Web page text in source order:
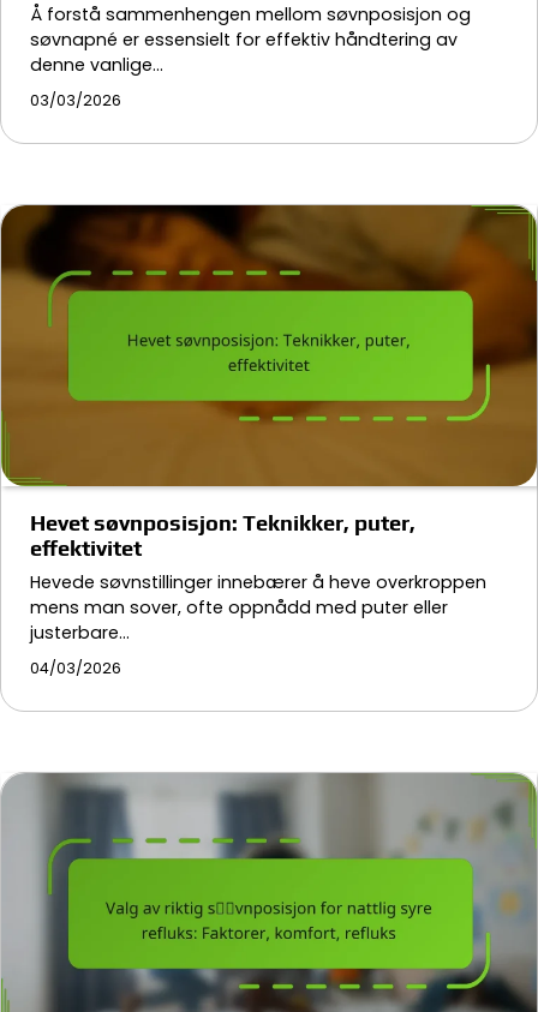
Å forstå sammenhengen mellom søvnposisjon og
søvnapné er essensielt for effektiv håndtering av
denne vanlige…
03/03/2026
Hevet søvnposisjon: Teknikker, puter,
effektivitet
Hevede søvnstillinger innebærer å heve overkroppen
mens man sover, ofte oppnådd med puter eller
justerbare…
04/03/2026